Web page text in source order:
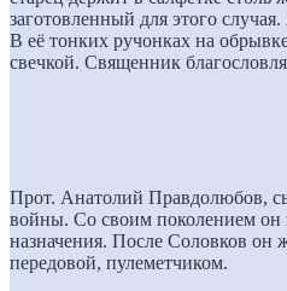
заготовленный для этого
В её тонких ручонках на
свечкой. Священник
Прот. Анатолий Правдолюбов,
войны. Со своим поколением он
назначения. После Соловков он
передовой, пулеметчиком.